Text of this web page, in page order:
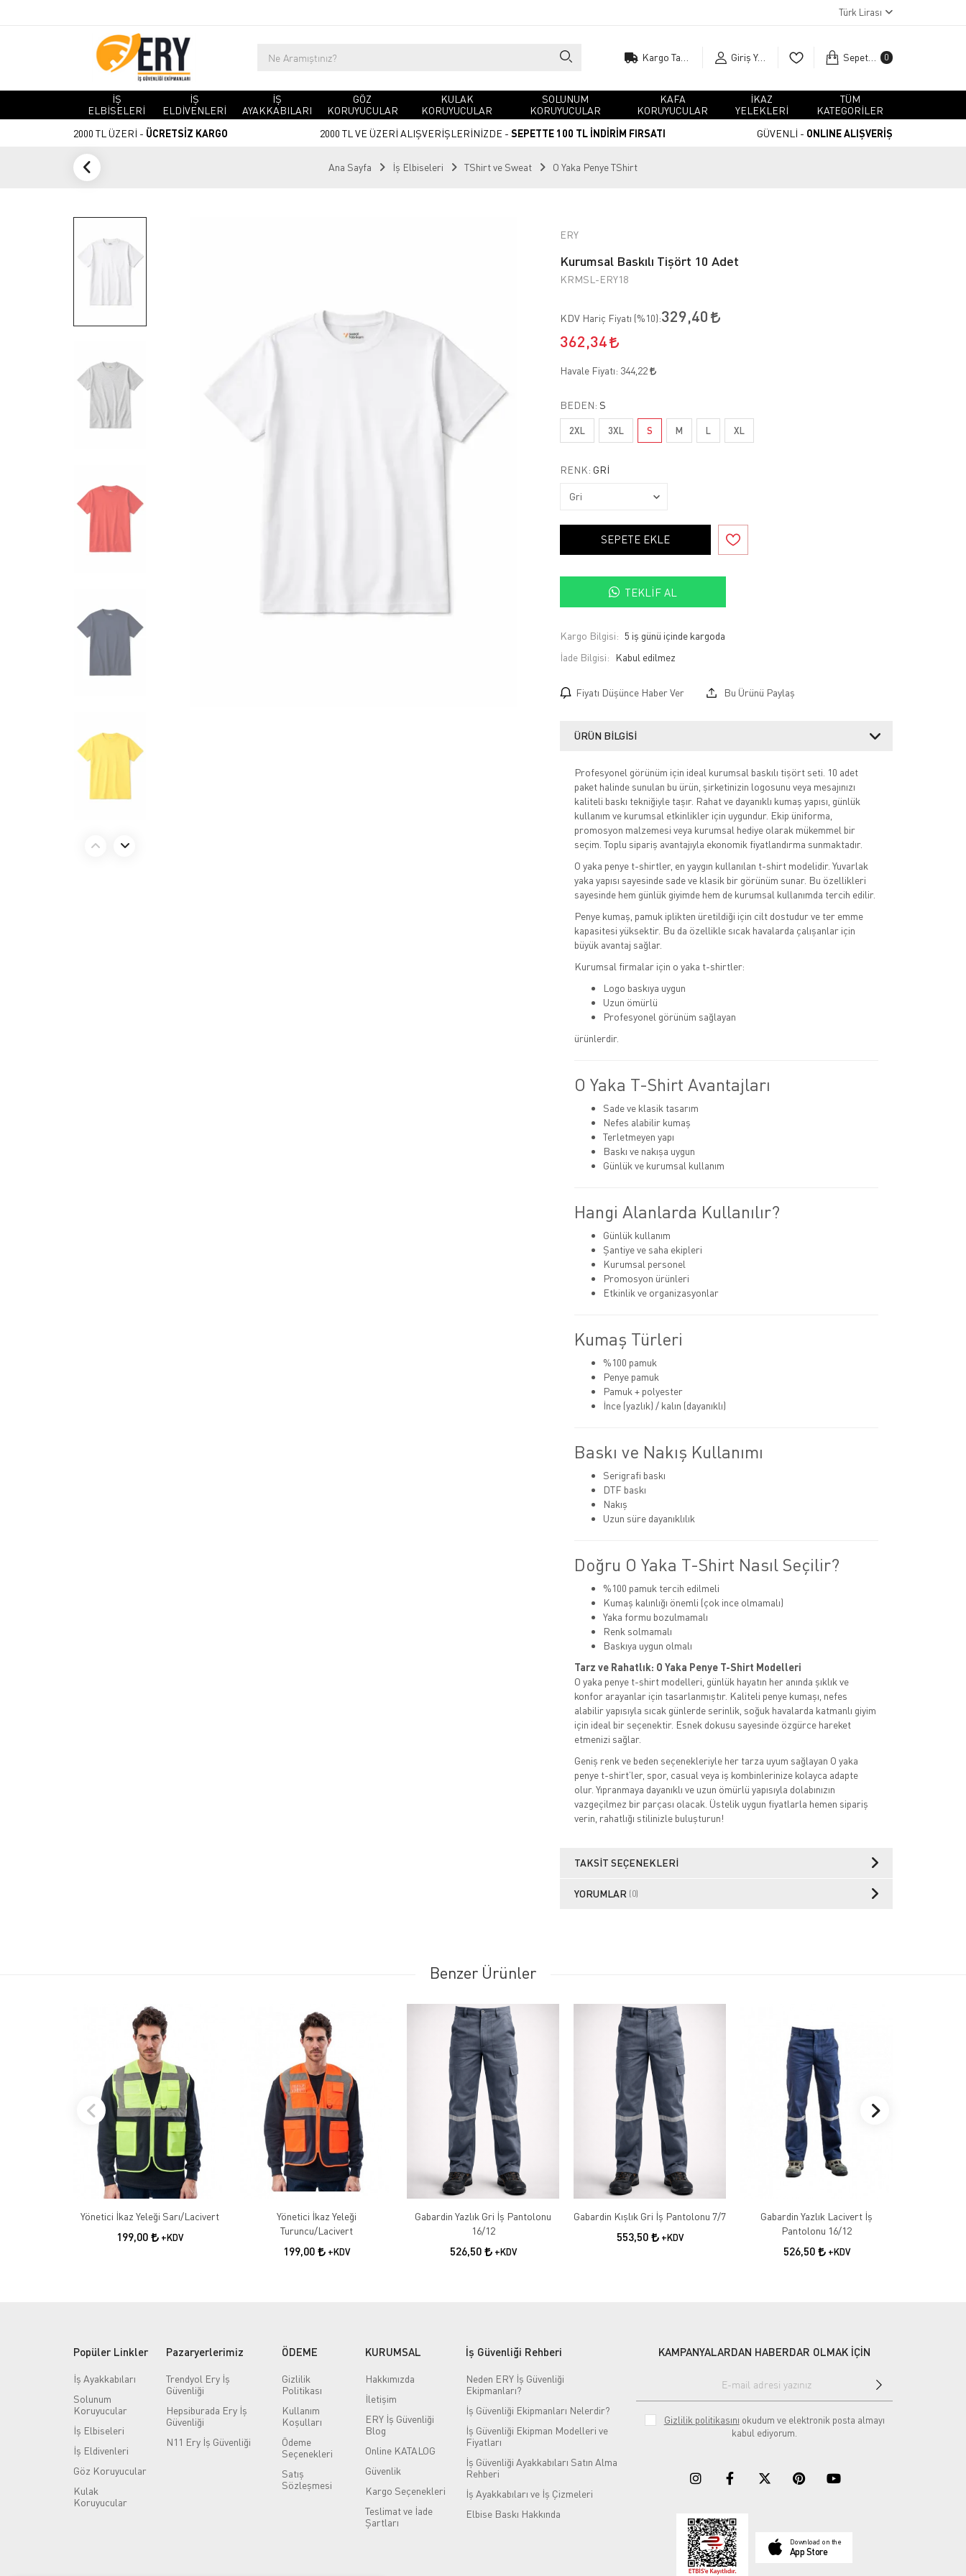
Türk Lirası
Giriş Yap Sepetim 0
İŞ
ELBİSELERİ
İŞ
ELDİVENLERİ
İŞ
AYAKKABILARI
GÖZ
KORUYUCULAR
KULAK
KORUYUCULAR
SOLUNUM
KORUYUCULAR
KAFA
KORUYUCULAR
İKAZ
YELEKLERİ
TÜM
KATEGORİLER
2000 TL ÜZERİ - ÜCRETSİZ KARGO 2000 TL VE ÜZERİ ALIŞVERİŞLERİNİZDE - SEPETTE 100 TL İNDİRİM FIRSATI GÜVENLİ - ONLINE ALIŞVERİŞ
Ana Sayfa İş Elbiseleri TShirt ve Sweat O Yaka Penye TShirt
ERY
Kurumsal Baskılı Tişört 10 Adet
KRMSL-ERY18
KDV Hariç Fiyatı (%10):329,40
362,34
Havale Fiyatı: 344,22
BEDEN: S
2XL 3XL S M L XL
RENK: GRI
SEPETE EKLE
TEKLIF AL
Kargo Bilgisi: 5 iş günü içinde kargoda
İade Bilgisi:
Fiyatı Düşünce Haber Ver Bu Ürünü Paylaş
ÜRÜN BILGISI
Profesyonel görünüm için ideal kurumsal baskılı tişört seti. 10 adet
paket halinde sunulan bu ürün, şirketinizin logosunu veya mesajınızı
kaliteli baskı tekniğiyle taşır. Rahat ve dayanıklı kumaş yapısı, günlük
kullanım ve kurumsal etkinlikler için uygundur. Ekip üniforma,
promosyon malzemesi veya kurumsal hediye olarak mükemmel bir
seçim. Toplu sipariş avantajıyla ekonomik fiyatlandırma sunmaktadır.
O yaka penye t-shirtler, en yaygın kullanılan t-shirt modelidir. Yuvarlak
yaka yapısı sayesinde sade ve klasik bir görünüm sunar. Bu özellikleri
sayesinde hem günlük giyimde hem de kurumsal kullanımda tercih edilir.
Penye kumaş, pamuk iplikten üretildiği için cilt dostudur ve ter emme
kapasitesi yüksektir. Bu da özellikle sıcak havalarda çalışanlar için
büyük avantaj sağlar.
Kurumsal firmalar için o yaka t-shirtler:
Logo baskıya uygun
Uzun ömürlü
Profesyonel görünüm sağlayan
ürünlerdir.
O Yaka T-Shirt Avantajları
Sade ve klasik tasarım
Nefes alabilir kumaş
Terletmeyen yapı
Baskı ve nakışa uygun
Günlük ve kurumsal kullanım
Hangi Alanlarda Kullanılır?
Günlük kullanım
Şantiye ve saha ekipleri
Kurumsal personel
Promosyon ürünleri
Etkinlik ve organizasyonlar
Kumaş Türleri
%100 pamuk
Penye pamuk
Pamuk + polyester
İnce (yazlık) / kalın (dayanıklı)
Baskı ve Nakış Kullanımı
Serigrafi baskı
DTF baskı
Nakış
Uzun süre dayanıklılık
Doğru O Yaka T-Shirt Nasıl Seçilir?
%100 pamuk tercih edilmeli
Kumaş kalınlığı önemli (çok ince olmamalı)
Yaka formu bozulmamalı
Renk solmamalı
Baskıya uygun olmalı
Tarz ve Rahatlık: O Yaka Penye T-Shirt Modelleri
O yaka penye t-shirt modelleri, günlük hayatın her anında şıklık ve
konfor arayanlar için tasarlanmıştır. Kaliteli penye kumaşı, nefes
alabilir yapısıyla sıcak günlerde serinlik, soğuk havalarda katmanlı giyim
için ideal bir seçenektir. Esnek dokusu sayesinde özgürce hareket
etmenizi sağlar.
Geniş renk ve beden seçenekleriyle her tarza uyum sağlayan O yaka
penye t-shirt’ler, spor, casual veya iş kombinlerinize kolayca adapte
olur. Yıpranmaya dayanıklı ve uzun ömürlü yapısıyla dolabınızın
vazgeçilmez bir parçası olacak. Üstelik uygun fiyatlarla hemen sipariş
verin, rahatlığı stilinizle buluşturun!
TAKSIT SEÇENEKLERI
YORUMLAR (0)
Benzer Ürünler
Yönetici İkaz Yeleği Sarı/Lacivert
199,00 +KDV
Yönetici İkaz Yeleği
Turuncu/Lacivert
199,00 +KDV
Gabardin Yazlık Gri İş Pantolonu
16/12
526,50 +KDV
Gabardin Kışlık Gri İş Pantolonu 7/7
553,50 +KDV
Gabardin Yazlık Lacivert İş
Pantolonu 16/12
526,50 +KDV
Popüler Linkler
İş Ayakkabıları
Solunum
Koruyucular
İş Elbiseleri
İş Eldivenleri
Göz Koruyucular
Kulak
Koruyucular
Pazaryerlerimiz
Trendyol Ery İş
Güvenliği
Hepsiburada Ery İş
Güvenliği
N11 Ery İş Güvenliği
ÖDEME
Gizlilik
Politikası
Kullanım
Koşulları
Ödeme
Seçenekleri
Satış
Sözleşmesi
KURUMSAL
Hakkımızda
İletişim
ERY İş Güvenliği
Blog
Online KATALOG
Güvenlik
Kargo Seçenekleri
Teslimat ve İade
Şartları
İş Güvenliği Rehberi
Neden ERY İş Güvenliği
Ekipmanları?
İş Güvenliği Ekipmanları Nelerdir?
İş Güvenliği Ekipman Modelleri ve
Fiyatları
İş Güvenliği Ayakkabıları Satın Alma
Rehberi
İş Ayakkabıları ve İş Çizmeleri
Elbise Baskı Hakkında
KAMPANYALARDAN HABERDAR OLMAK İÇİN
Gizlilik politikasını okudum ve elektronik posta almayı
kabul ediyorum.
Download on the
App Store